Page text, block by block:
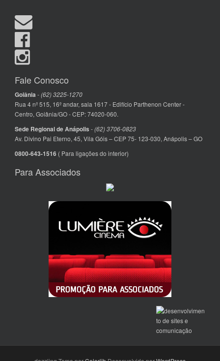
Fale Conosco
Goiânia -(62) 3225-1270
Rua 4 nº 515, 16º andar, sala 1617 - Edifício Parthenon Center -
Centro, Goiânia/GO - CEP: 74020-060.
Sede Regional de Anápolis -(62) 3706-0823
Av. Divino Pai Eterno, 45, Vila Góis – CEP 75- 123-030, Anápolis – GO
0800-643-1516 ( Para ligações do interior)
Para Associados